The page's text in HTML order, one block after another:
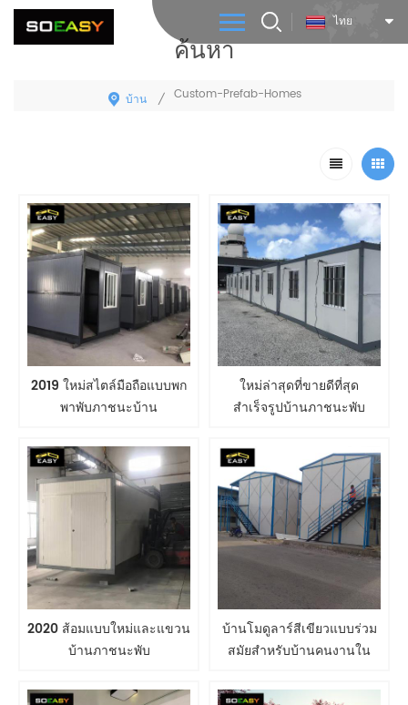
ไทย
ค้นหา
บ้าน / Custom-Prefab-Homes
2019 ใหม่สไตล์มือถือแบบพก
พาพับภาชนะบ้าน
ใหม่ล่าสุดที่ขายดีที่สุด
สำเร็จรูปบ้านภาชนะพับ
2020 ส้อมแบบใหม่และแขวน
บ้านภาชนะพับ
บ้านโมดูลาร์สีเขียวแบบร่วม
สมัยสำหรับบ้านคนงานใน